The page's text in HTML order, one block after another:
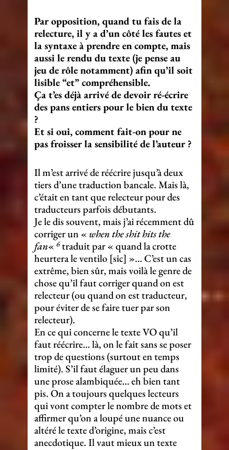
Par opposition, quand tu fais de la
relecture, il y a d’un côté les fautes et
la syntaxe à prendre en compte, mais
aussi le rendu du texte (je pense au
jeu de rôle notamment) afin qu’il soit
lisible “et” compréhensible.
Ça t’es déjà arrivé de devoir ré-écrire
des pans entiers pour le bien du texte
?
Et si oui, comment fait-on pour ne
pas froisser la sensibilité de l’auteur ?
Il m’est arrivé de réécrire jusqu’à deux
tiers d’une traduction bancale. Mais là,
c’était en tant que relecteur pour des
traducteurs parfois débutants.
Je le dis souvent, mais j’ai récemment dû
corriger un « when the shit hits the
fan«6traduit par « quand la crotte
heurtera le ventilo [sic] »… C’est un cas
extrême, bien sûr, mais voilà le genre de
chose qu’il faut corriger quand on est
relecteur (ou quand on est traducteur,
pour éviter de se faire tuer par son
relecteur).
En ce qui concerne le texte VO qu’il
faut réécrire… là, on le fait sans se poser
trop de questions (surtout en temps
limité). S’il faut élaguer un peu dans
une prose alambiquée… eh bien tant
pis. On a toujours quelques lecteurs
qui vont compter le nombre de mots et
affirmer qu’on a loupé une nuance ou
altéré le texte d’origine, mais c’est
anecdotique. Il vaut mieux un texte